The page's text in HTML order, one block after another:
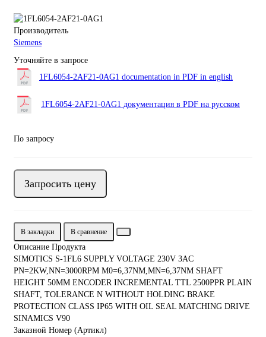
Производитель
Siemens
Уточняйте в запросе
1FL6054-2AF21-0AG1 documentation in PDF in english
1FL6054-2AF21-0AG1 документация в PDF на русском
По запросу
Запросить цену
В закладки В сравнение
Описание Продукта
SIMOTICS S-1FL6 SUPPLY VOLTAGE 230V 3AC
PN=2KW,NN=3000RPM M0=6,37NM,MN=6,37NM SHAFT
HEIGHT 50MM ENCODER INCREMENTAL TTL 2500PPR PLAIN
SHAFT, TOLERANCE N WITHOUT HOLDING BRAKE
PROTECTION CLASS IP65 WITH OIL SEAL MATCHING DRIVE
SINAMICS V90
Заказной Номер (Артикл)